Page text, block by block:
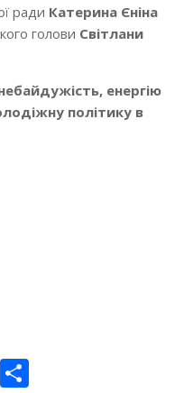
ради Катерина Єніна
голови Світлани
енергію
політику в
Email